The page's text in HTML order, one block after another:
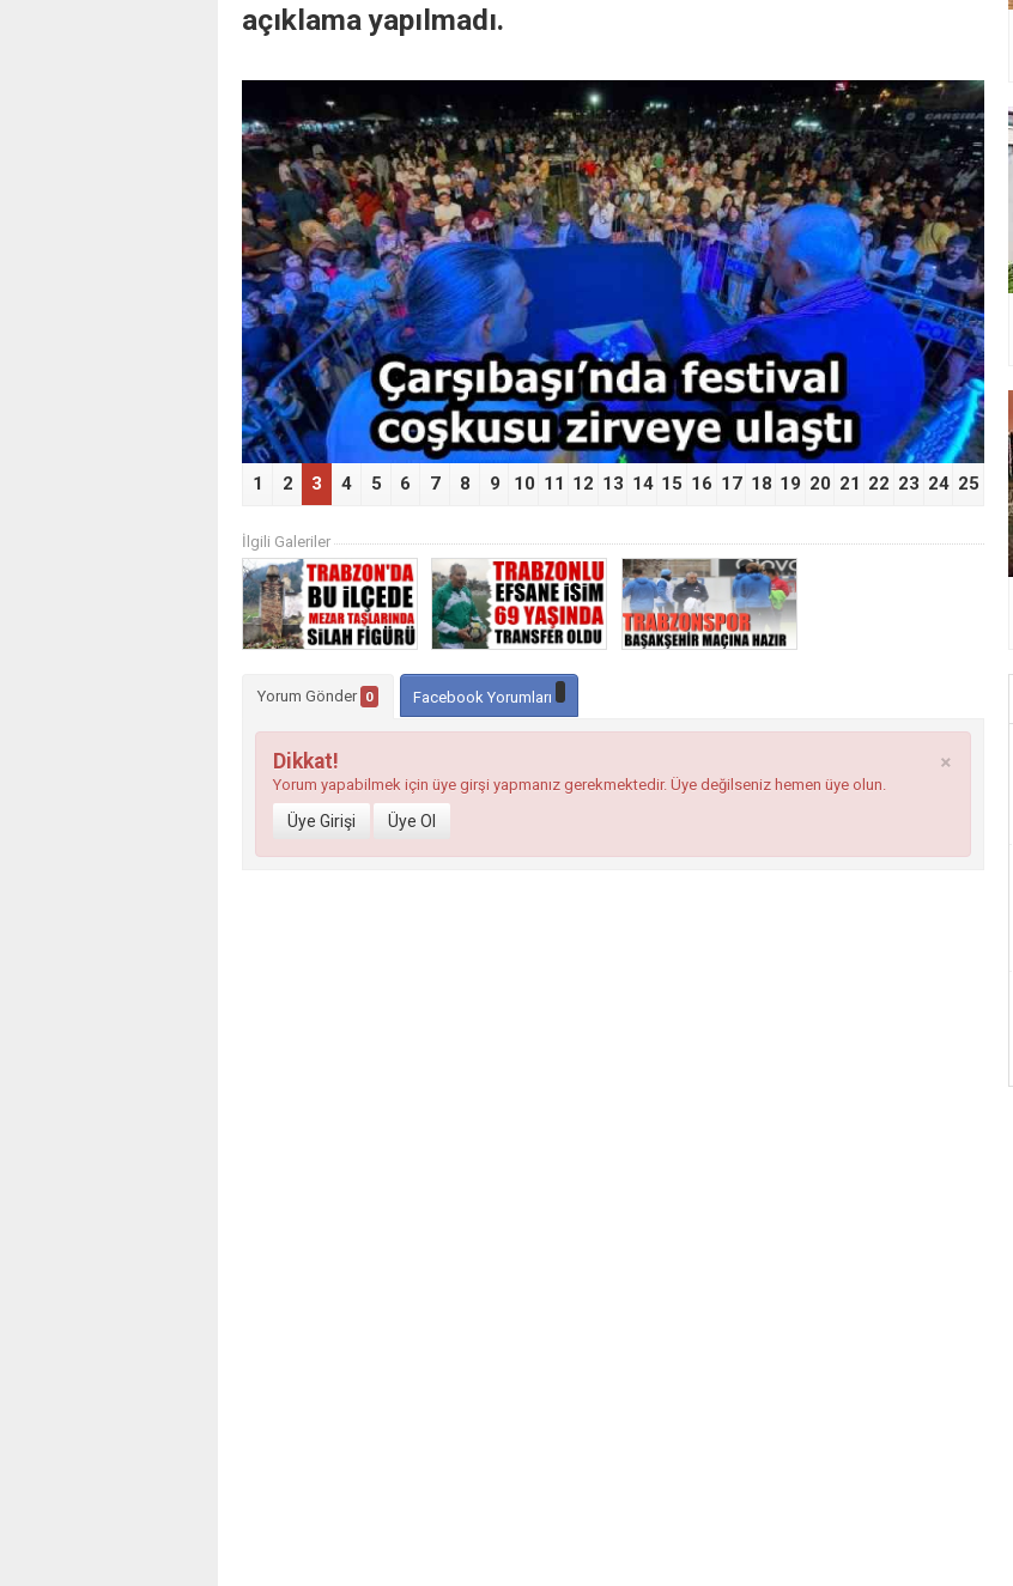
açıklama yapılmadı.
1 2 3 4 5 6 7 8 9 10 11 12 13 14 15 16 17 18 19 20 21 22 23 24 25
›
İlgili Galeriler
Yorum Gönder 0 Facebook Yorumları
×
Dikkat!
Yorum yapabilmek için üye girşi yapmanız gerekmektedir. Üye değilseniz hemen üye olun.
Üye Girişi Üye Ol